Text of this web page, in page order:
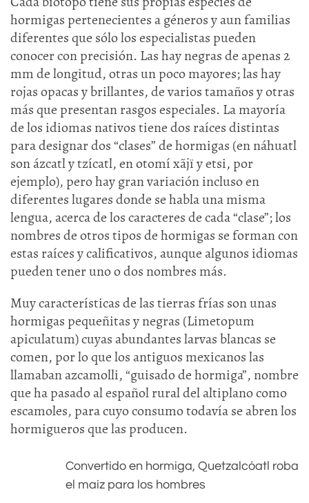
hormigas pertenecientes a géneros y aun familias
diferentes que sólo los especialistas pueden
conocer con precisión. Las hay negras de apenas 2
mm de longitud, otras un poco mayores; las hay
rojas opacas y brillantes, de varios tamaños y otras
más que presentan rasgos especiales. La mayoría
de los idiomas nativos tiene dos raíces distintas
para designar dos “clases” de hormigas (en náhuatl
son ázcatl y tzícatl, en otomí xãjï y etsi, por
ejemplo), pero hay gran variación incluso en
diferentes lugares donde se habla una misma
lengua, acerca de los caracteres de cada “clase”; los
nombres de otros tipos de hormigas se forman con
estas raíces y calificativos, aunque algunos idiomas
pueden tener uno o dos nombres más.
Muy características de las tierras frías son unas
hormigas pequeñitas y negras (Limetopum
apiculatum) cuyas abundantes larvas blancas se
comen, por lo que los antiguos mexicanos las
llamaban azcamolli, “guisado de hormiga”, nombre
que ha pasado al español rural del altiplano como
escamoles, para cuyo consumo todavía se abren los
hormigueros que las producen.
Convertido en hormiga, Quetzalcóatl roba
el maíz para los hombres